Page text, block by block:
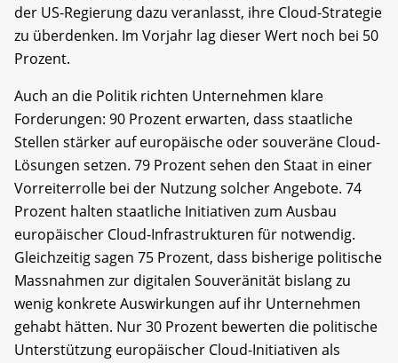
der US-Regierung dazu veranlasst, ihre Cloud-Strategie
zu überdenken. Im Vorjahr lag dieser Wert noch bei 50
Prozent.
Auch an die Politik richten Unternehmen klare
Forderungen: 90 Prozent erwarten, dass staatliche
Stellen stärker auf europäische oder souveräne Cloud-
Lösungen setzen. 79 Prozent sehen den Staat in einer
Vorreiterrolle bei der Nutzung solcher Angebote. 74
Prozent halten staatliche Initiativen zum Ausbau
europäischer Cloud-Infrastrukturen für notwendig.
Gleichzeitig sagen 75 Prozent, dass bisherige politische
Massnahmen zur digitalen Souveränität bislang zu
wenig konkrete Auswirkungen auf ihr Unternehmen
gehabt hätten. Nur 30 Prozent bewerten die politische
Unterstützung europäischer Cloud-Initiativen als